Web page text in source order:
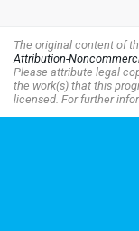
The original content of
Attribution-
Please attribute legal
the work(s) that this
licensed. For further